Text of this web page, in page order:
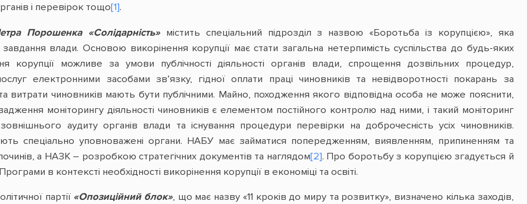
і перевірок тощо[1].
Порошенка «Солідарність»містить спеціальний підрозділ з назвою «Боротьба із корупцією», яка
влади. Основою викорінення корупції має стати загальна нетерпимість суспільства до будь-яких
корупції можливе за умови публічності діяльності органів влади, спрощення дозвільних процедур,
електронними засобами зв’язку, гідної оплати праці чиновників та невідворотності покарань за
витрати чиновників мають бути публічними. Майно, походження якого відповідна особа не може пояснити,
моніторингу діяльності чиновників є елементом постійного контролю над ними, і такий моніторинг
аудиту органів влади та існування процедури перевірки на доброчесність усіх чиновників.
спеціально уповноважені органи. НАБУ має займатися попередженням, виявленням, припиненням та
а НАЗК – розробкою стратегічних документів та наглядом[2]. Про боротьбу з корупцією згадується й
Програми в контексті необхідності викорінення корупції в економіці та освіті.
партії «Опозиційний блок», що має назву «11 кроків до миру та розвитку», визначено кілька заходів,